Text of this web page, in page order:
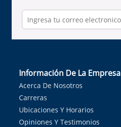
Información De La Empresa
Acerca De Nosotros
Carreras
Ubicaciones Y Horarios
Opiniones Y Testimonios